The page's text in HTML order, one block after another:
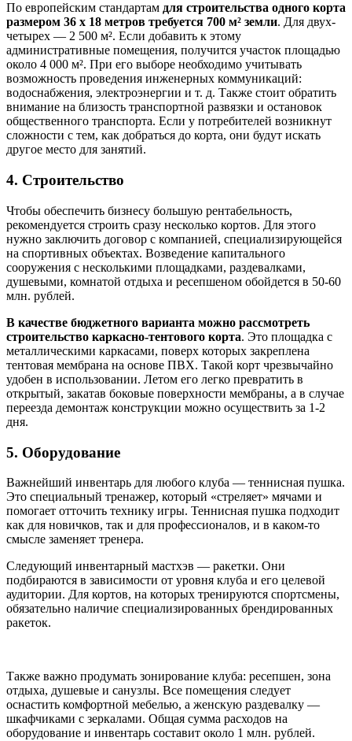
По европейским стандартам для строительства одного корта
размером 36 х 18 метров требуется 700 м² земли. Для двух-
четырех — 2 500 м². Если добавить к этому
административные помещения, получится участок площадью
около 4 000 м². При его выборе необходимо учитывать
возможность проведения инженерных коммуникаций:
водоснабжения, электроэнергии и т. д. Также стоит обратить
внимание на близость транспортной развязки и остановок
общественного транспорта. Если у потребителей возникнут
сложности с тем, как добраться до корта, они будут искать
другое место для занятий.
4. Строительство
Чтобы обеспечить бизнесу большую рентабельность,
рекомендуется строить сразу несколько кортов. Для этого
нужно заключить договор с компанией, специализирующейся
на спортивных объектах. Возведение капитального
сооружения с несколькими площадками, раздевалками,
душевыми, комнатой отдыха и ресепшеном обойдется в 50-60
млн. рублей.
В качестве бюджетного варианта можно рассмотреть
строительство каркасно-тентового корта. Это площадка с
металлическими каркасами, поверх которых закреплена
тентовая мембрана на основе ПВХ. Такой корт чрезвычайно
удобен в использовании. Летом его легко превратить в
открытый, закатав боковые поверхности мембраны, а в случае
переезда демонтаж конструкции можно осуществить за 1-2
дня.
5. Оборудование
Важнейший инвентарь для любого клуба — теннисная пушка.
Это специальный тренажер, который «стреляет» мячами и
помогает отточить технику игры. Теннисная пушка подходит
как для новичков, так и для профессионалов, и в каком-то
смысле заменяет тренера.
Следующий инвентарный мастхэв — ракетки. Они
подбираются в зависимости от уровня клуба и его целевой
аудитории. Для кортов, на которых тренируются спортсмены,
обязательно наличие специализированных брендированных
ракеток.
Также важно продумать зонирование клуба: ресепшен, зона
отдыха, душевые и санузлы. Все помещения следует
оснастить комфортной мебелью, а женскую раздевалку —
шкафчиками с зеркалами. Общая сумма расходов на
оборудование и инвентарь составит около 1 млн. рублей.